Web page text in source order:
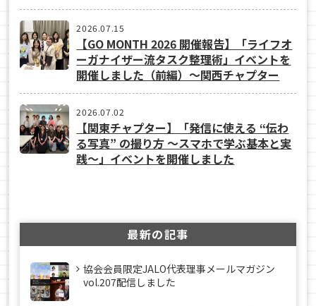
2026.07.15
【GO MONTH 2026 開催報告】「ライフオ
ーガナイザー流タスク整理術」イベントを
開催しました（前編）～関西チャプター
2026.07.02
【関東チャプター】「発信に使える “伝わ
る写真” の撮り方 ～スマホで学ぶ基本と実
践～」イベントを開催しました
最新の記事
協会会員限定JALO代表理事メールマガジン
vol.207配信しました